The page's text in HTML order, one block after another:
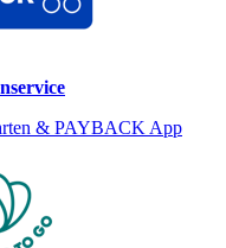
& PAYBACK App